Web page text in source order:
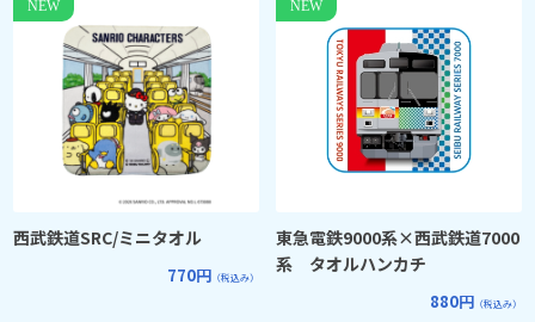
西武鉄道SRC/ミニタオル
770円 （税込み）
東急電鉄9000系×西武鉄道7000
系 タオルハンカチ
880円 （税込み）